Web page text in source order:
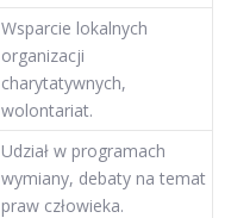
Wsparcie lokalnych
organizacji
charytatywnych,
wolontariat.
Udział w programach
wymiany, debaty na temat
praw człowieka.